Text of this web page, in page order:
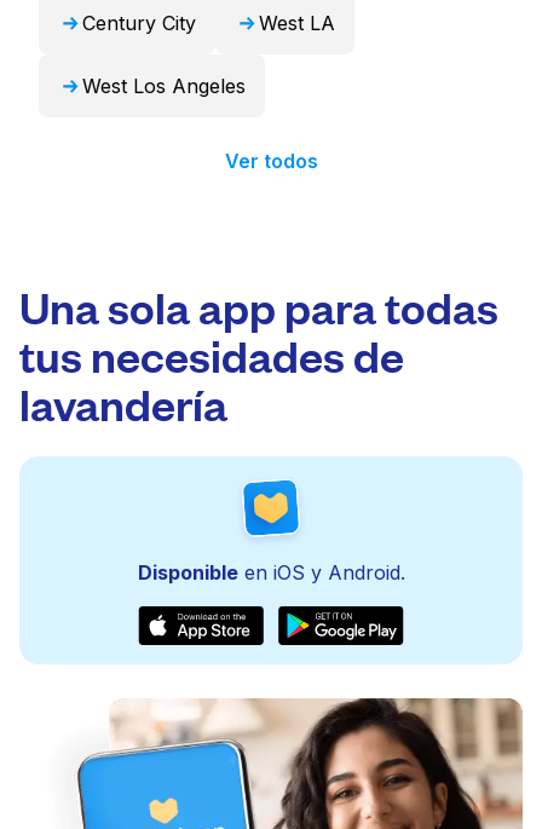
Century City West LA
West Los Angeles
Ver todos
Una sola app para todas
tus necesidades de
lavandería
Disponibleen iOS y Android.